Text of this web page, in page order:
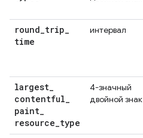
round_trip_
time
интервал
largest_
contentful_
paint_
resource_type
4-значный
двойной знак